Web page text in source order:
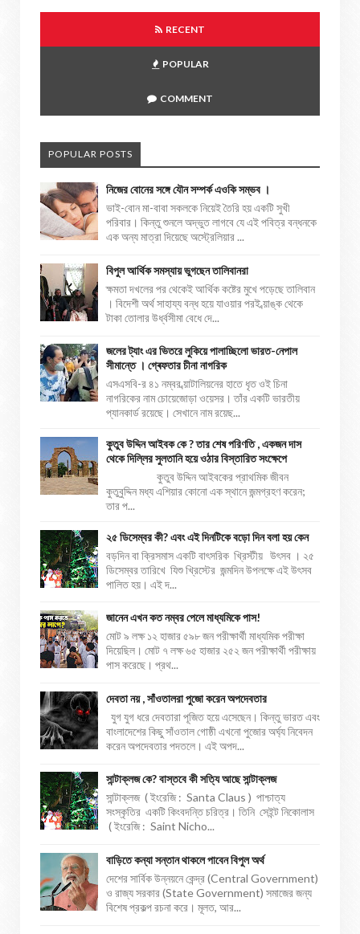
RECENT
POPULAR
COMMENT
POPULAR POSTS
নিজের বোনের সঙ্গে যৌন সম্পর্ক এওকি সম্ভব ।
ভাই-বোন মা-বাবা সকলকে নিয়েই তৈরি হয় একটি সুখী
পরিবার। কিন্তু শুনলে অদ্ভুত লাগবে যে এই পবিত্র বন্ধনকে
এক অন্য মাত্রা দিয়েছে অস্ট্রেলিয়ার ...
বিপুল আর্থিক সমস্যায় ভুগছেন তালিবানরা
ক্ষমতা দখলের পর থেকেই আর্থিক কষ্টের মুখে পড়েছে তালিবান
। বিদেশী অর্থ সাহায্য বন্ধ হয়ে যাওয়ার পরই ব্য়াঙ্ক থেকে
টাকা তোলার উর্ধ্বসীমা বেধে দে...
জলের ট্যাং এর ভিতরে লুকিয়ে পালাচ্ছিলো ভারত-নেপাল
সীমান্তে । গ্ৰেফতার চীনা নাগরিক
এসএসবি-র ৪১ নম্বর ব্য়াটালিয়নের হাতে ধৃত ওই চিনা
নাগরিকের নাম চোয়েজোড়া ওয়েসর। তাঁর একটি ভারতীয়
প্যানকার্ড রয়েছে। সেখানে নাম রয়েছ...
কুতুব উদ্দিন আইবক কে ? তার শেষ পরিণতি , একজন দাস
থেকে দিল্লির সুলতানি হয়ে ওঠার বিস্তারিত সংক্ষেপে
কুতুব উদ্দিন আইবকের প্রাথমিক জীবন
কুতুবুদ্দিন মধ্য এশিয়ার কোনো এক স্থানে জন্মগ্রহণ করেন;
তার প...
২৫ ডিসেম্বর কী? এবং এই দিনটিকে বড়ো দিন বলা হয় কেন
বড়দিন বা ক্রিসমাস একটি বাৎসরিক খ্রিস্টীয় উৎসব । ২৫
ডিসেম্বর তারিখে যিশু খ্রিস্টের জন্মদিন উপলক্ষে এই উৎসব
পালিত হয়। এই দ...
জানেন এখন কত নম্বর পেলে মাধ্যমিকে পাস!
মোট ৯ লক্ষ ১২ হাজার ৫৯৮ জন পরীক্ষার্থী মাধ্যমিক পরীক্ষা
দিয়েছিল। মোট ৭ লক্ষ ৬৫ হাজার ২৫২ জন পরীক্ষার্থী পরীক্ষায়
পাস করেছে। প্রথ...
দেবতা নয় , সাঁওতালরা পুজো করেন অপদেবতার
যুগ যুগ ধরে দেবতারা পূজিত হয়ে এসেছেন। কিন্তু ভারত এবং
বাংলাদেশের কিছু সাঁওতাল গোষ্ঠী এখনো পুজোর অর্ঘ্য নিবেদন
করেন অপদেবতার পদতলে। এই অপদ...
সান্টাক্লজ কে? বাস্তবে কী সত্যি আছে সান্টাক্লজ
সান্টাক্লজ ( ইংরেজি : Santa Claus ) পাশ্চাত্য
সংস্কৃতির একটি কিংবদন্তি চরিত্র। তিনি সেইন্ট নিকোলাস
( ইংরেজি : Saint Nicho...
বাড়িতে কন্যা সন্তান থাকলে পাবেন বিপুল অর্থ
দেশের সার্বিক উন্নয়নে কেন্দ্র (Central Government)
ও রাজ্য সরকার (State Government) সমাজের জন্য
বিশেষ প্রকল্প রচনা করে। মূলত, আর...